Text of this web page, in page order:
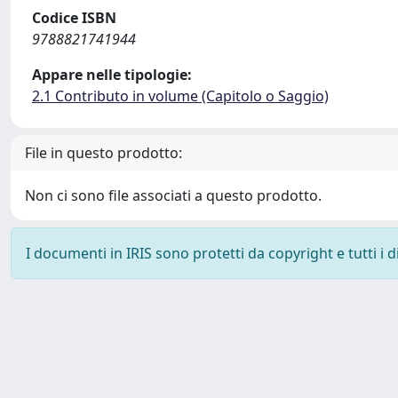
Codice ISBN
9788821741944
Appare nelle tipologie:
2.1 Contributo in volume (Capitolo o Saggio)
File in questo prodotto:
Non ci sono file associati a questo prodotto.
I documenti in IRIS sono protetti da copyright e tutti i